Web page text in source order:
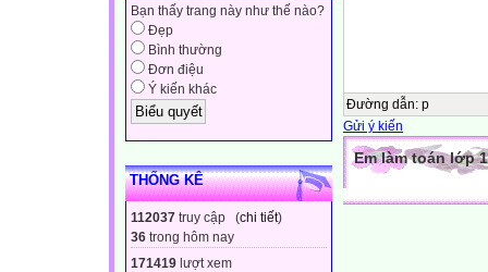
Bạn thấy trang này như thế nào?
Đẹp
Bình thường
Đơn điệu
Ý kiến khác
THỐNG KÊ
112037 truy cập (chi tiết)
36 trong hôm nay
171419 lượt xem
Đường dẫn: p
Gửi ý kiến
Em làm toán lớp 1